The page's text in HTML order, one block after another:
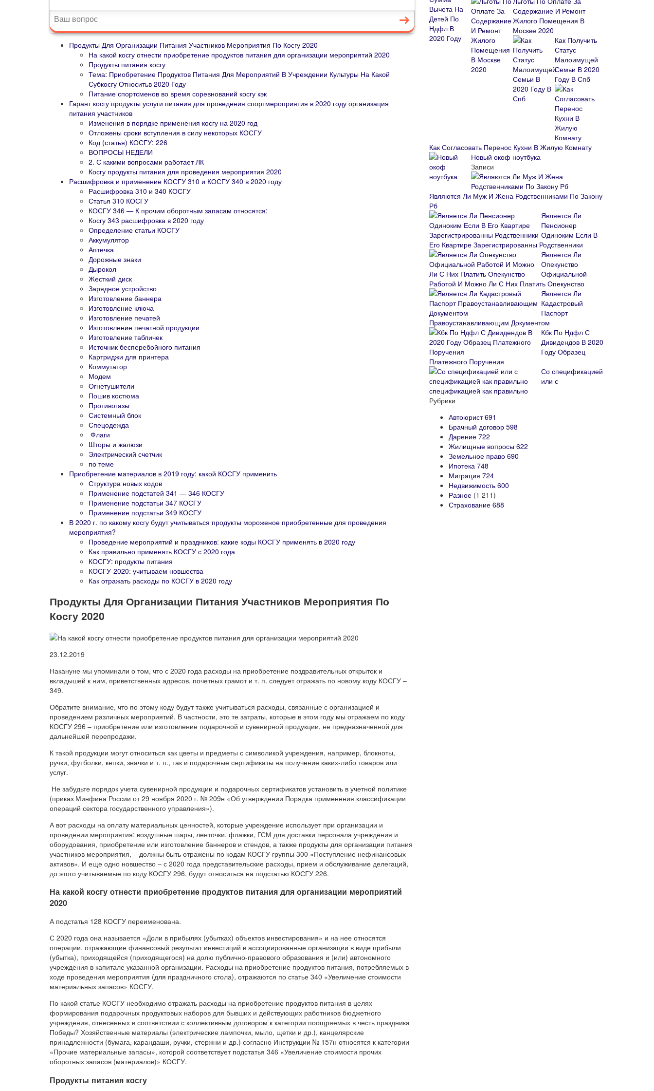
Продукты Для Организации Питания Участников Мероприятия По Косгу 2020
На какой косгу отнести приобретение продуктов питания для организации мероприятий 2020
Продукты питания косгу
Тема: Приобретение Продуктов Питания Для Мероприятий В Учреждении Культуры На Какой
Субкосгу Относитьв 2020 Году
Питание спортсменов во время соревнований косгу кэк
Гарант косгу продукты услуги питания для проведения спортмероприятия в 2020 году организация
питания участников
Изменения в порядке применения косгу на 2020 год
Отложены сроки вступления в силу некоторых КОСГУ
Код (статья) КОСГУ: 226
ВОПРОСЫ НЕДЕЛИ
2. С какими вопросами работает ЛК
Косгу продукты питания для проведения мероприятия 2020
Расшифровка и применение КОСГУ 310 и КОСГУ 340 в 2020 году
Расшифровка 310 и 340 КОСГУ
Статья 310 КОСГУ
КОСГУ 346 — К прочим оборотным запасам относятся:
Косгу 343 расшифровка в 2020 году
Определение статьи КОСГУ
Аккумулятор
Аптечка
Дорожные знаки
Дырокол
Жесткий диск
Зарядное устройство
Изготовление баннера
Изготовление ключа
Изготовление печатей
Изготовление печатной продукции
Изготовление табличек
Источник бесперебойного питания
Картриджи для принтера
Коммутатор
Модем
Огнетушители
Пошив костюма
Противогазы
Системный блок
Спецодежда
Флаги
Шторы и жалюзи
Электрический счетчик
по теме
Приобретение материалов в 2019 году: какой КОСГУ применить
Структура новых кодов
Применение подстатей 341 — 346 КОСГУ
Применение подстатьи 347 КОСГУ
Применение подстатьи 349 КОСГУ
В 2020 г. по какому косгу будут учитываться продукты мороженое приобретенные для проведения
мероприятия?
Проведение мероприятий и праздников: какие коды КОСГУ применять в 2020 году
Как правильно применять КОСГУ с 2020 года
КОСГУ: продукты питания
КОСГУ-2020: учитываем новшества
Как отражать расходы по КОСГУ в 2020 году
Продукты Для Организации Питания Участников Мероприятия По
Косгу 2020
23.12.2019
Накануне мы упоминали о том, что с 2020 года расходы на приобретение поздравительных открыток и
вкладышей к ним, приветственных адресов, почетных грамот и т. п. следует отражать по новому коду КОСГУ –
349.
Обратите внимание, что по этому коду будут также учитываться расходы, связанные с организацией и
проведением различных мероприятий. В частности, это те затраты, которые в этом году мы отражаем по коду
КОСГУ 296 – приобретение или изготовление подарочной и сувенирной продукции, не предназначенной для
дальнейшей перепродажи.
К такой продукции могут относиться как цветы и предметы с символикой учреждения, например, блокноты,
ручки, футболки, кепки, значки и т. п., так и подарочные сертификаты на получение каких-либо товаров или
услуг.
Не забудьте порядок учета сувенирной продукции и подарочных сертификатов установить в учетной политике
(приказ Минфина России от 29 ноября 2020 г. № 209н «Об утверждении Порядка применения классификации
операций сектора государственного управления»).
А вот расходы на оплату материальных ценностей, которые учреждение использует при организации и
проведении мероприятия: воздушные шары, ленточки, флажки, ГСМ для доставки персонала учреждения и
оборудования, приобретение или изготовление баннеров и стендов, а также продукты для организации питания
участников мероприятия, – должны быть отражены по кодам КОСГУ группы 300 «Поступление нефинансовых
активов». И еще одно новшество – с 2020 года представительские расходы, прием и обслуживание делегаций,
до этого учитываемые по коду КОСГУ 296, будут относиться на подстатью КОСГУ 226.
На какой косгу отнести приобретение продуктов питания для организации мероприятий
2020
А подстатья 128 КОСГУ переименована.
С 2020 года она называется «Доли в прибылях (убытках) объектов инвестирования» и на нее относятся
операции, отражающие финансовый результат инвестиций в ассоциированные организации в виде прибыли
(убытка), приходящейся (приходящегося) на долю публично-правового образования и (или) автономного
учреждения в капитале указанной организации. Расходы на приобретение продуктов питания, потребляемых в
ходе проведения мероприятия (для праздничного стола), отражаются по статье 340 «Увеличение стоимости
материальных запасов» КОСГУ.
По какой статье КОСГУ необходимо отражать расходы на приобретение продуктов питания в целях
формирования подарочных продуктовых наборов для бывших и действующих работников бюджетного
учреждения, отнесенных в соответствии с коллективным договором к категории поощряемых в честь праздника
Победы? Хозяйственные материалы (электрические лампочки, мыло, щетки и др.), канцелярские
принадлежности (бумага, карандаши, ручки, стержни и др.) согласно Инструкции № 157н относятся к категории
«Прочие материальные запасы», которой соответствует подстатья 346 «Увеличение стоимости прочих
оборотных запасов (материалов)» КОСГУ.
Продукты питания косгу
Содержание И Ремонт
Жилого Помещения В
Москве 2020
Как Получить
Статус
Малоимущей
Семьи В 2020
Году В Спб
Как Согласовать Перенос Кухни В Жилую Комнату
Новый окоф ноутбука
Записи
Являются Ли Муж И Жена Родственниками По Закону
Рб
Является Ли
Пенсионер
Одиноким Если В
Его Квартире Зарегистрированны Родственники
Является Ли
Опекунство
Официальной
Работой И Можно Ли С Них Платить Опекунство
Является Ли
Кадастровый
Паспорт
Правоустанавливающим Документом
Кбк По Ндфл С
Дивидендов В 2020
Году Образец
Платежного Поручения
Со спецификацией
или с
спецификацией как правильно
Рубрики
Автоюрист691
Брачный договор 598
Дарение 722
Жилищные вопросы 622
Земельное право 690
Ипотека 748
Миграция 724
Недвижимость 600
Разное (1 211)
Страхование 688